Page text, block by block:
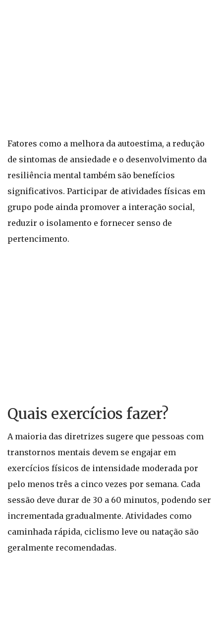
Fatores como a melhora da autoestima, a redução
de sintomas de ansiedade e o desenvolvimento da
resiliência mental também são benefícios
significativos. Participar de atividades físicas em
grupo pode ainda promover a interação social,
reduzir o isolamento e fornecer senso de
pertencimento.
Quais exercícios fazer?
A maioria das diretrizes sugere que pessoas com
transtornos mentais devem se engajar em
exercícios físicos de intensidade moderada por
pelo menos três a cinco vezes por semana. Cada
sessão deve durar de 30 a 60 minutos, podendo ser
incrementada gradualmente. Atividades como
caminhada rápida, ciclismo leve ou natação são
geralmente recomendadas.